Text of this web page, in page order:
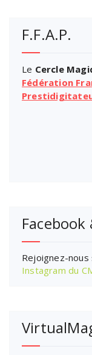
F.F.A.P.
Le Cercle
Fédération
Rejoignez-nous
Instagram du